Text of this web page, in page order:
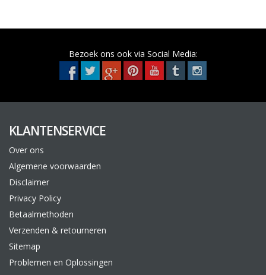
Bezoek ons ook via Social Media:
KLANTENSERVICE
Over ons
Algemene voorwaarden
Disclaimer
Privacy Policy
Betaalmethoden
Verzenden & retourneren
Sitemap
Problemen en Oplossingen